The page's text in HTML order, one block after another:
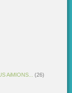
AiMIONS...
(26)